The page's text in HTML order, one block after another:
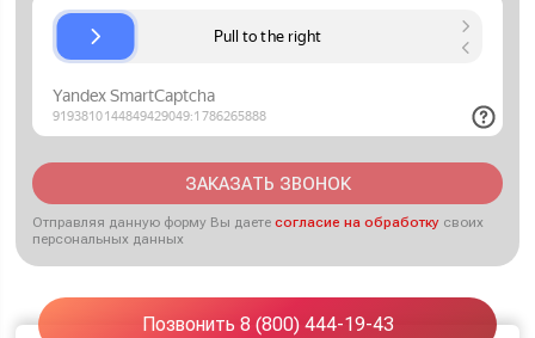
ЗАКАЗАТЬ ЗВОНОК
Отправляя данную форму Вы даетесогласие на обработку своих
персональных данных
Позвонить 8 (800) 444-19-43